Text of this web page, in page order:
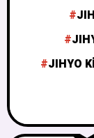
JIHYO